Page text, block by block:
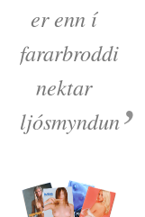
DANSK
FRANÇAIS
LATVIEŠU
NORSK
ÍSLENSKA
er enn í
fararbroddi
nektar
ljósmyndun’